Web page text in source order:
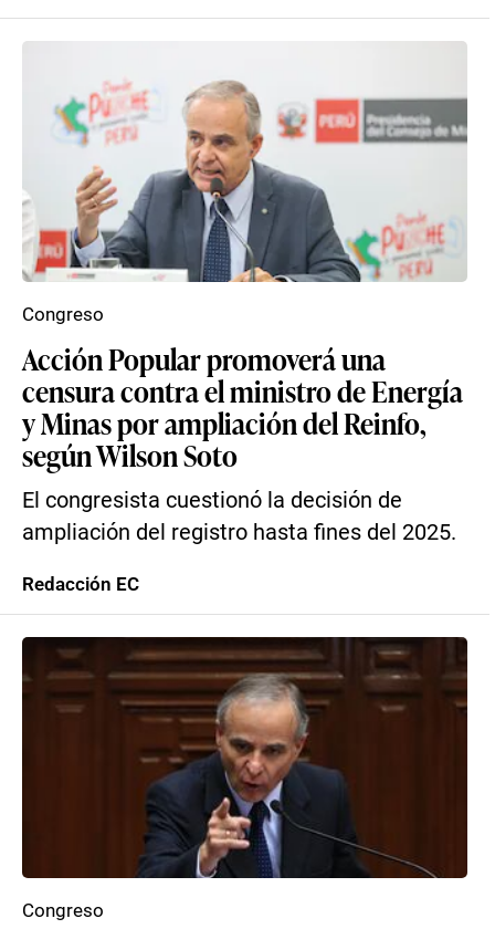
Acción Popular promoverá una
censura contra el ministro de Energía
y Minas por ampliación del Reinfo,
según Wilson Soto
El congresista cuestionó la decisión de
ampliación del registro hasta fines del 2025.
Congreso
Redacción EC
Congreso